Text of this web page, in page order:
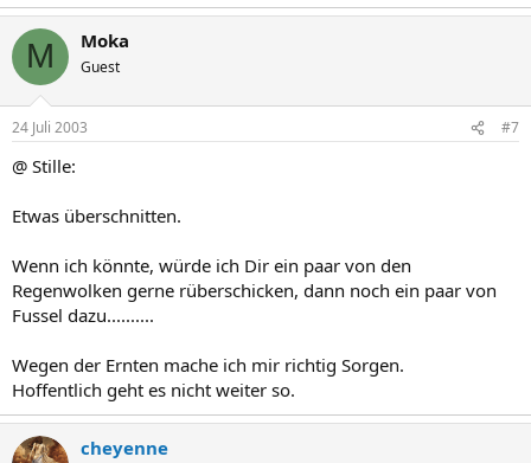
M Moka
Guest
24 Juli 2003 #7
@ Stille:
Etwas überschnitten.
Wenn ich könnte, würde ich Dir ein paar von den
Regenwolken gerne rüberschicken, dann noch ein paar von
Fussel dazu..........
Wegen der Ernten mache ich mir richtig Sorgen.
Hoffentlich geht es nicht weiter so.
cheyenne